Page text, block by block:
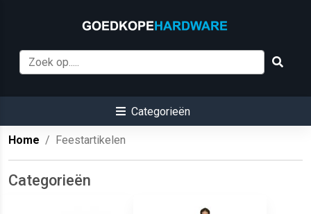
Categorieën
Home Feestartikelen
Categorieën